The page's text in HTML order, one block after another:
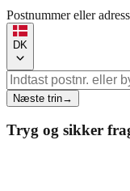
Postnummer eller
DK
Næste trin→
Tryg og sikker